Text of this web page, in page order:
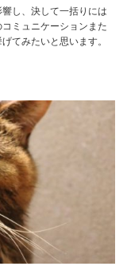
し、決して一括りには
ミュニケーションまた
てみたいと思います。